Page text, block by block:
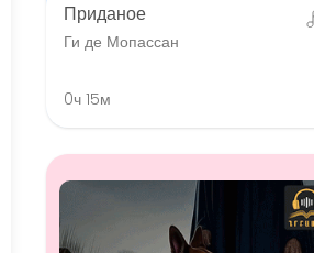
Приданое
Ги де Мопассан
0ч 15м